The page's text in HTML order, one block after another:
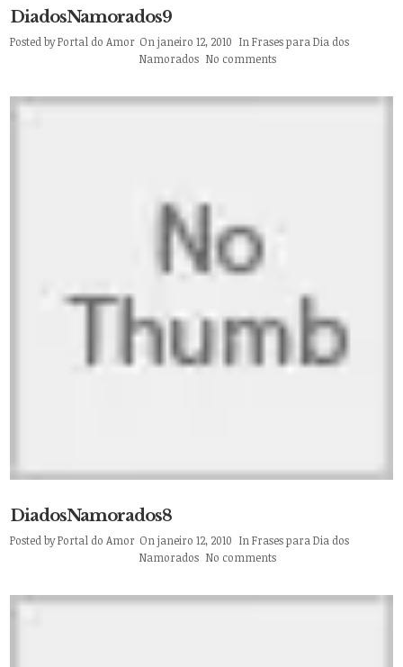
DiadosNamorados9
Posted byPortal do Amor On janeiro 12, 2010 InFrases para Dia dos
Namorados No comments
DiadosNamorados8
Posted byPortal do Amor On janeiro 12, 2010 InFrases para Dia dos
Namorados No comments